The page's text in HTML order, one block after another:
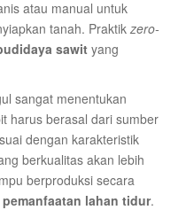
atau manual untuk
tanah. Praktik zero-
sawit yang
sangat menentukan
harus berasal dari sumber
dengan karakteristik
berkualitas akan lebih
berproduksi secara
pemanfaatan lahan tidur.